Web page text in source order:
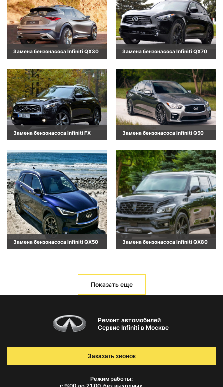
Замена бензонасоса Infiniti QX30 Замена бензонасоса Infiniti QX70
Замена бензонасоса Infiniti FX Замена бензонасоса Infiniti Q50
Замена бензонасоса Infiniti QX50 Замена бензонасоса Infiniti QX80
Показать еще
Ремонт автомобилей
Сервис Infiniti в Москве
Режим работы:
с 9:00 до 21:00 без выходных
Заказать звонок